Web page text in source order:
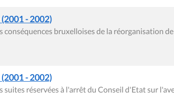
- 2002)
conséquences bruxelloises de la réorganisation
- 2002)
suites réservées à l'arrêt du Conseil d'Etat sur